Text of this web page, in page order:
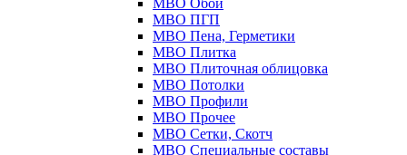
МВО Обои
МВО ПГП
МВО Пена, Герметики
МВО Плитка
МВО Плиточная облицовка
МВО Потолки
МВО Профили
МВО Прочее
МВО Сетки, Скотч
МВО Специальные составы